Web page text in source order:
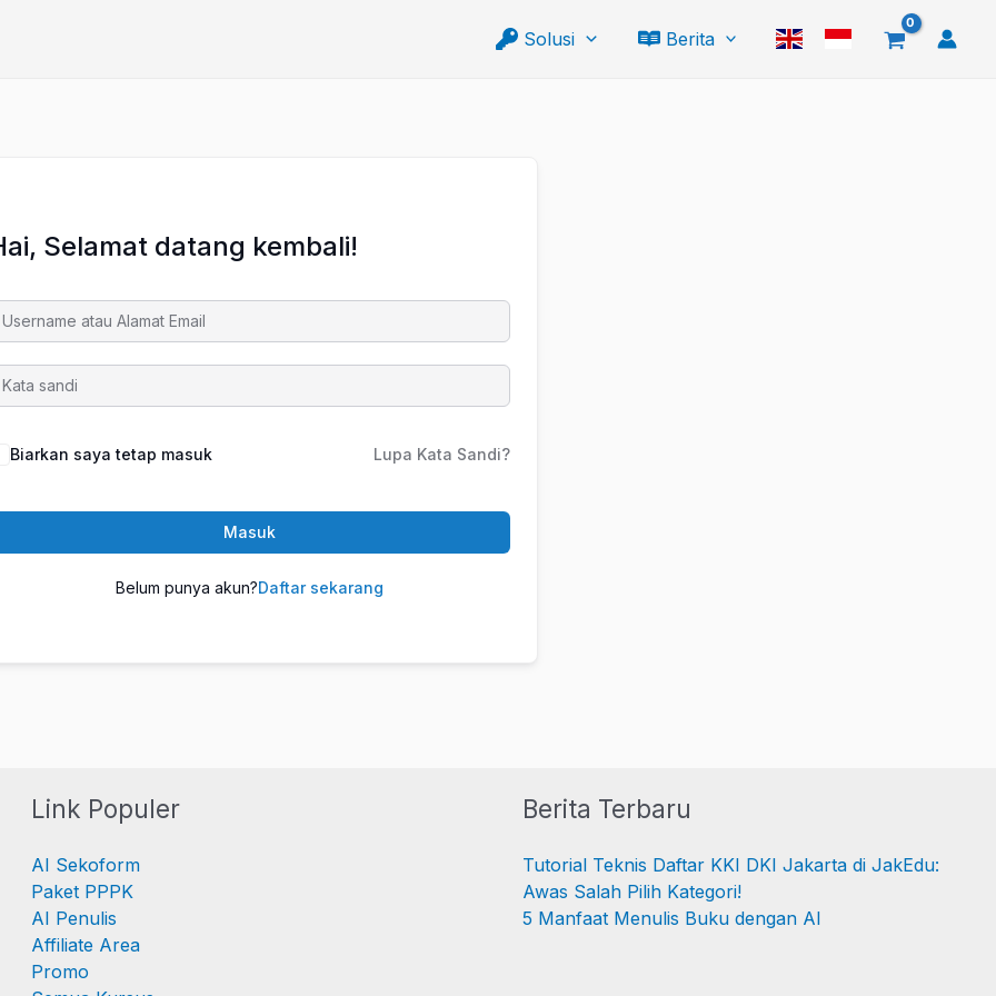
Solusi
Berita
Selamat datang kembali!
Biarkan saya tetap masuk Lupa Kata Sandi?
Masuk
Belum punya akun?Daftar sekarang
Link Populer
AI Sekoform
Paket PPPK
AI Penulis
Affiliate Area
Promo
Berita Terbaru
Tutorial Teknis Daftar KKI DKI Jakarta di JakEdu:
Awas Salah Pilih Kategori!
5 Manfaat Menulis Buku dengan AI